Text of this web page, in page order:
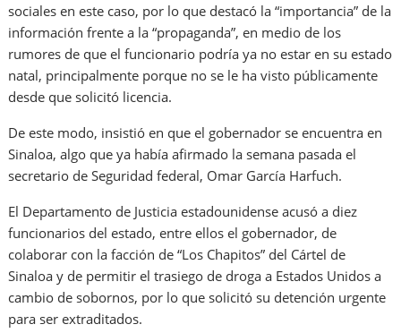
sociales en este caso, por lo que destacó la “importancia” de la
información frente a la “propaganda”, en medio de los
rumores de que el funcionario podría ya no estar en su estado
natal, principalmente porque no se le ha visto públicamente
desde que solicitó licencia.
De este modo, insistió en que el gobernador se encuentra en
Sinaloa, algo que ya había afirmado la semana pasada el
secretario de Seguridad federal, Omar García Harfuch.
El Departamento de Justicia estadounidense acusó a diez
funcionarios del estado, entre ellos el gobernador, de
colaborar con la facción de “Los Chapitos” del Cártel de
Sinaloa y de permitir el trasiego de droga a Estados Unidos a
cambio de sobornos, por lo que solicitó su detención urgente
para ser extraditados.